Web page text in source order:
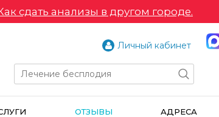
сдать анализы в другом городе.
Личный кабинет
ОТЗЫВЫ АДРЕСА